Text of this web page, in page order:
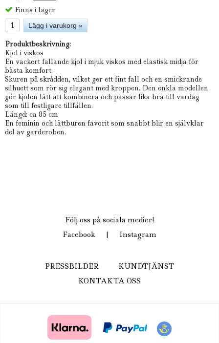
Finns i lager
Lägg i varukorg »
Produktbeskrivning:
Kjol i viskos
En vackert fallande kjol i mjuk viskos med elastisk midja för
bästa komfort.
Skuren på skrådden, vilket ger ett fint fall och en smickrande
silhuett som rör sig elegant med kroppen. Den enkla modellen
gör kjolen lätt att kombinera och passar lika bra till vardag
som till festligare tillfällen.
Längd: ca 85 cm
En feminin och lättburen favorit som snabbt blir en självklar
del av garderoben.
Följ oss på sociala medier!
Facebook | Instagram
PRESSBILDER
KUNDTJÄNST
KONTAKTA OSS